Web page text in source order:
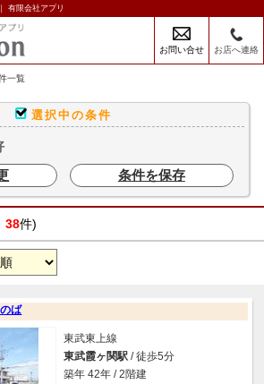
有限会社アプリ
お問い合せ お店へ連絡
一覧
選択中の条件
条件を保存
38件)
ば
東武東上線
東武霞ヶ関駅 / 徒歩5分
築年 42年 / 2階建